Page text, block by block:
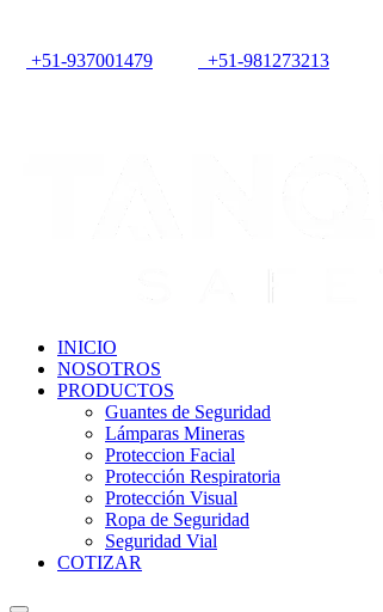
+51-937001479 +51-981273213
INICIO
NOSOTROS
PRODUCTOS
Guantes de Seguridad
Lámparas Mineras
Proteccion Facial
Protección Respiratoria
Protección Visual
Ropa de Seguridad
Seguridad Vial
COTIZAR